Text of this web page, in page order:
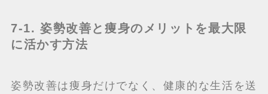
7-1. 姿勢改善と痩身のメリットを最大限
に活かす方法
姿勢改善は痩身だけでなく、健康的な生活を送